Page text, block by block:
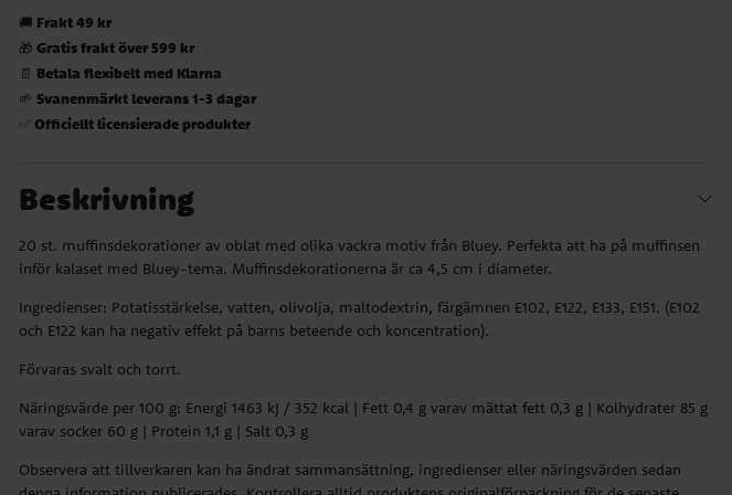
🚚 Frakt 49 kr
🎁Gratis frakt över 599 kr
📄 Betala flexibelt med Klarna
🌱Svanenmärkt leverans 1-3 dagar
✅Officiellt licensierade produkter
Beskrivning
20 st. muffinsdekorationer av oblat med olika vackra motiv från Bluey. Perfekta att ha på muffinsen
inför kalaset med Bluey-tema. Muffinsdekorationerna är ca 4,5 cm i diameter.
Ingredienser: Potatisstärkelse, vatten, olivolja, maltodextrin, färgämnen E102, E122, E133, E151. (E102
och E122 kan ha negativ effekt på barns beteende och koncentration).
Förvaras svalt och torrt.
Näringsvärde per 100 g: Energi 1463 kJ / 352 kcal | Fett 0,4 g varav mättat fett 0,3 g | Kolhydrater 85 g
varav socker 60 g | Protein 1,1 g | Salt 0,3 g
Observera att tillverkaren kan ha ändrat sammansättning, ingredienser eller näringsvärden sedan